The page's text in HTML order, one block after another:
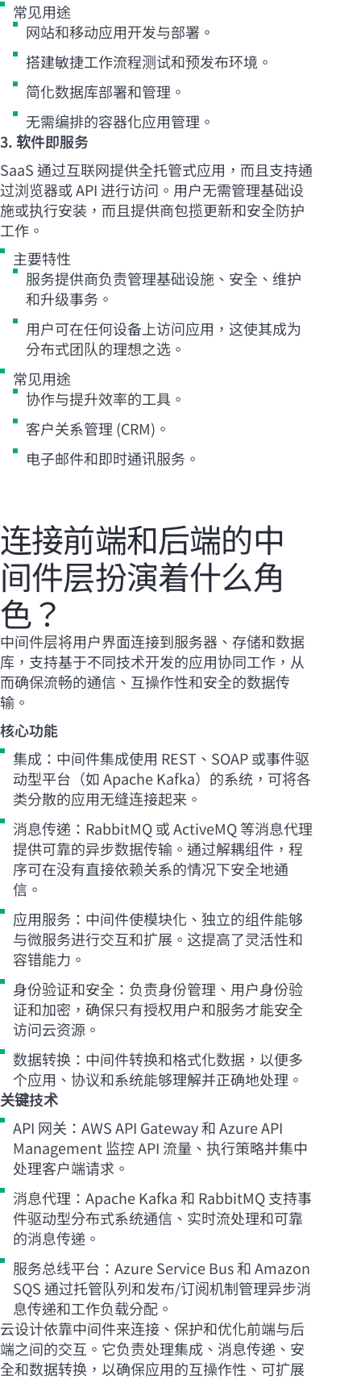
常见用途
网站和移动应用开发与部署。
搭建敏捷工作流程测试和预发布环境。
简化数据库部署和管理。
无需编排的容器化应用管理。
3. 软件即服务
SaaS 通过互联网提供全托管式应用，而且支持通
过浏览器或 API 进行访问。用户无需管理基础设
施或执行安装，而且提供商包揽更新和安全防护
工作。
主要特性
服务提供商负责管理基础设施、安全、维护
和升级事务。
用户可在任何设备上访问应用，这使其成为
分布式团队的理想之选。
常见用途
协作与提升效率的工具。
客户关系管理 (CRM)。
电子邮件和即时通讯服务。
连接前端和后端的中
间件层扮演着什么角
色？
中间件层将用户界面连接到服务器、存储和数据
库，支持基于不同技术开发的应用协同工作，从
而确保流畅的通信、互操作性和安全的数据传
输。
核心功能
集成：中间件集成使用 REST、SOAP 或事件驱
动型平台（如 Apache Kafka）的系统，可将各
类分散的应用无缝连接起来。
消息传递：RabbitMQ 或 ActiveMQ 等消息代理
提供可靠的异步数据传输。通过解耦组件，程
序可在没有直接依赖关系的情况下安全地通
信。
应用服务：中间件使模块化、独立的组件能够
与微服务进行交互和扩展。这提高了灵活性和
容错能力。
身份验证和安全：负责身份管理、用户身份验
证和加密，确保只有授权用户和服务才能安全
访问云资源。
数据转换：中间件转换和格式化数据，以便多
个应用、协议和系统能够理解并正确地处理。
关键技术
API 网关：AWS API Gateway 和 Azure API
Management 监控 API 流量、执行策略并集中
处理客户端请求。
消息代理：Apache Kafka 和 RabbitMQ 支持事
件驱动型分布式系统通信、实时流处理和可靠
的消息传递。
服务总线平台：Azure Service Bus 和 Amazon
SQS 通过托管队列和发布/订阅机制管理异步消
息传递和工作负载分配。
云设计依靠中间件来连接、保护和优化前端与后
端之间的交互。它负责处理集成、消息传递、安
全和数据转换，以确保应用的互操作性、可扩展